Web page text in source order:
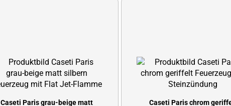
Caseti Paris grau-beige matt Caseti Paris chrom